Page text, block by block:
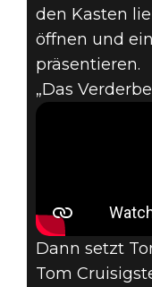
den Kasten
öffnen und
präsentieren.
„Das
Dann setzt
Tom